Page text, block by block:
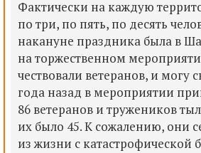
Фактически на каждую
по три, по пять, по десять
накануне праздника была в
на торжественном
чествовали ветеранов, и могу
года назад в мероприятии
86 ветеранов и тружеников
их было 45. К сожалению, они
из жизни с катастрофической